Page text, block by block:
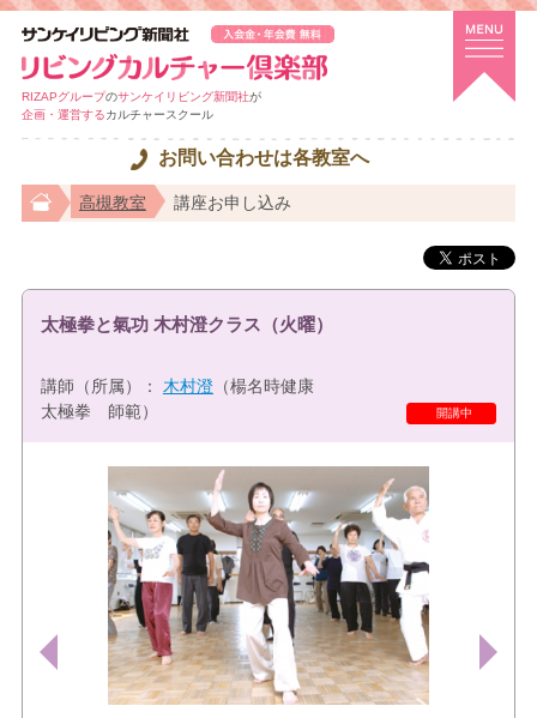
RIZAPグループのサンケイリビング新聞社が
企画・運営するカルチャースクール
お問い合わせは各教室へ
高槻教室 講座お申し込み
特選講座
開講中
太極拳と氣功 木村澄クラス（火曜）
講師（所属）： 木村澄（楊名時健康
太極拳 師範）